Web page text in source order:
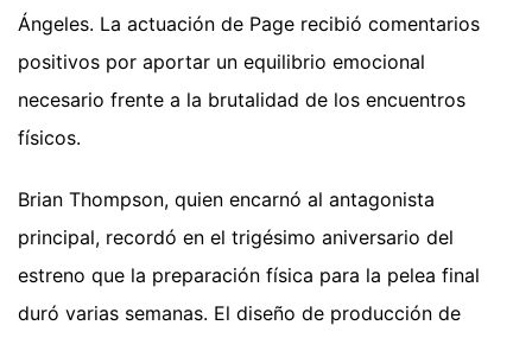
Ángeles. La actuación de Page recibió comentarios
positivos por aportar un equilibrio emocional
necesario frente a la brutalidad de los encuentros
físicos.
Brian Thompson, quien encarnó al antagonista
principal, recordó en el trigésimo aniversario del
estreno que la preparación física para la pelea final
duró varias semanas. El diseño de producción de